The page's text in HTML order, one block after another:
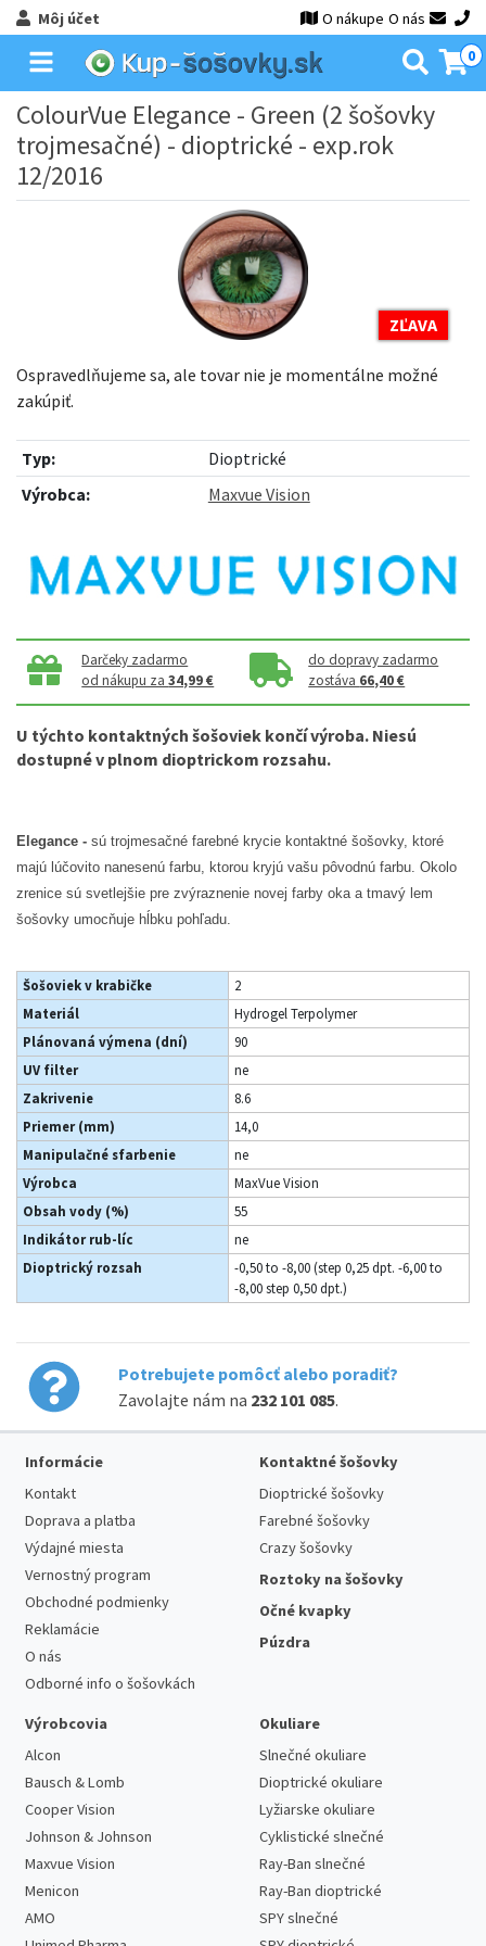
Môj účet O nákupe O nás
0
ColourVue Elegance - Green (2 šošovky
trojmesačné) - dioptrické - exp.rok
12/2016
ZĽAVA
Ospravedlňujeme sa, ale tovar nie je momentálne možné
zakúpiť.
Typ:
Dioptrické
Výrobca:
Maxvue Vision
Darčeky zadarmo
od nákupu za34,99 €
do dopravy zadarmo
zostáva 66,40 €
U týchto kontaktných šošoviek končí výroba. Niesú
dostupné v plnom dioptrickom rozsahu.
Elegance - sú trojmesačné farebné krycie kontaktné šošovky, ktoré
majú lúčovito nanesenú farbu, ktorou kryjú vašu pôvodnú farbu. Okolo
zrenice sú svetlejšie pre zvýraznenie novej farby oka a tmavý lem
šošovky umocňuje hĺbku pohľadu.
Šošoviek v krabičke
2
Materiál
Hydrogel Terpolymer
Plánovaná výmena (dní)
90
UV filter
ne
Zakrivenie
8.6
Priemer (mm)
14,0
Manipulačné sfarbenie
ne
Výrobca
MaxVue Vision
Obsah vody (%)
55
Indikátor rub-líc
ne
Dioptrický rozsah
-0,50 to -8,00 (step 0,25 dpt. -6,00 to
-8,00 step 0,50 dpt.)
Potrebujete pomôcť alebo poradiť?
Zavolajte nám na 232 101 085.
Informácie
Kontakt
Doprava a platba
Výdajné miesta
Vernostný program
Obchodné podmienky
Reklamácie
O nás
Odborné info o šošovkách
Kontaktné šošovky
Dioptrické šošovky
Farebné šošovky
Crazy šošovky
Roztoky na šošovky
Očné kvapky
Púzdra
Výrobcovia
Alcon
Bausch & Lomb
Cooper Vision
Johnson & Johnson
Maxvue Vision
Menicon
AMO
Okuliare
Slnečné okuliare
Dioptrické okuliare
Lyžiarske okuliare
Cyklistické slnečné
Ray-Ban slnečné
Ray-Ban dioptrické
SPY slnečné